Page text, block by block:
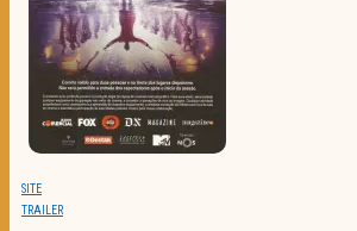
SITE
TRAILER